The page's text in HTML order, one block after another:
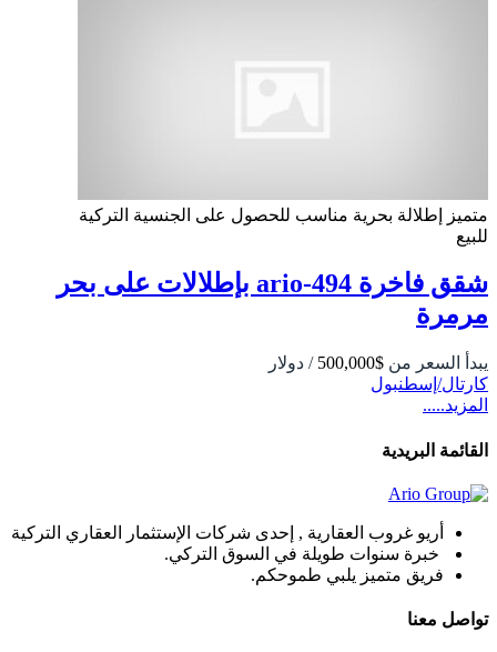
متميز إطلالة بحرية مناسب للحصول على الجنسية التركية
للبيع
شقق فاخرة 494-ario بإطلالات على بحر
مرمرة
يبدأ السعر من $500,000
/ دولار
كارتال/إسطنبول
المزيد.....
القائمة البريدية
أريو غروب العقارية , إحدى شركات الإستثمار العقاري التركية
خبرة سنوات طويلة في السوق التركي.
فريق متميز يلبي طموحكم.
تواصل معنا